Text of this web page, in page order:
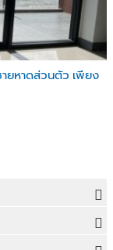
ายหาดส่วนตัว เพียง